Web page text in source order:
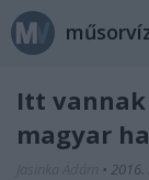
Itt vannak
magyar
• 2016.